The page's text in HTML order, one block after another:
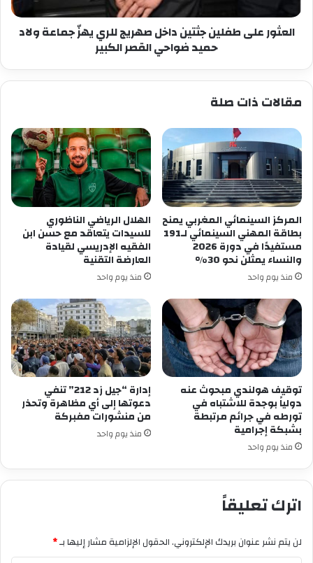
جماعة
ولاد
القصر
العثور على طفلين جثتين داخل صهريج للري يهزّ جماعة ولاد
حميد ضواحي القصر الكبير
مقالات ذات صلة
المركز السينمائي المغربي يمنح
بطاقة المهني السينمائي لـ191
مستفيدًا في دورة 2026
والنساء يمثلن نحو 30%
منذ يوم واحد
الهلال الرياضي الناظوري
للسيدات يتعاقد مع حسن ابن
الفقيه الإدريسي لقيادة
العارضة التقنية
منذ يوم واحد
توقيف هولندي مبحوث عنه
دولياً بوجدة للاشتباه في
تورطه في جرائم مرتبطة
بشبكة إجرامية
منذ يوم واحد
إدارة “جيل زد 212” تنفي
دعوتها إلى أي مظاهرة وتحذر
من منشورات مفبركة
منذ يوم واحد
اترك تعليقاً
لن يتم نشر عنوان بريدك الإلكتروني.الحقول الإلزامية مشار إليها بـ*